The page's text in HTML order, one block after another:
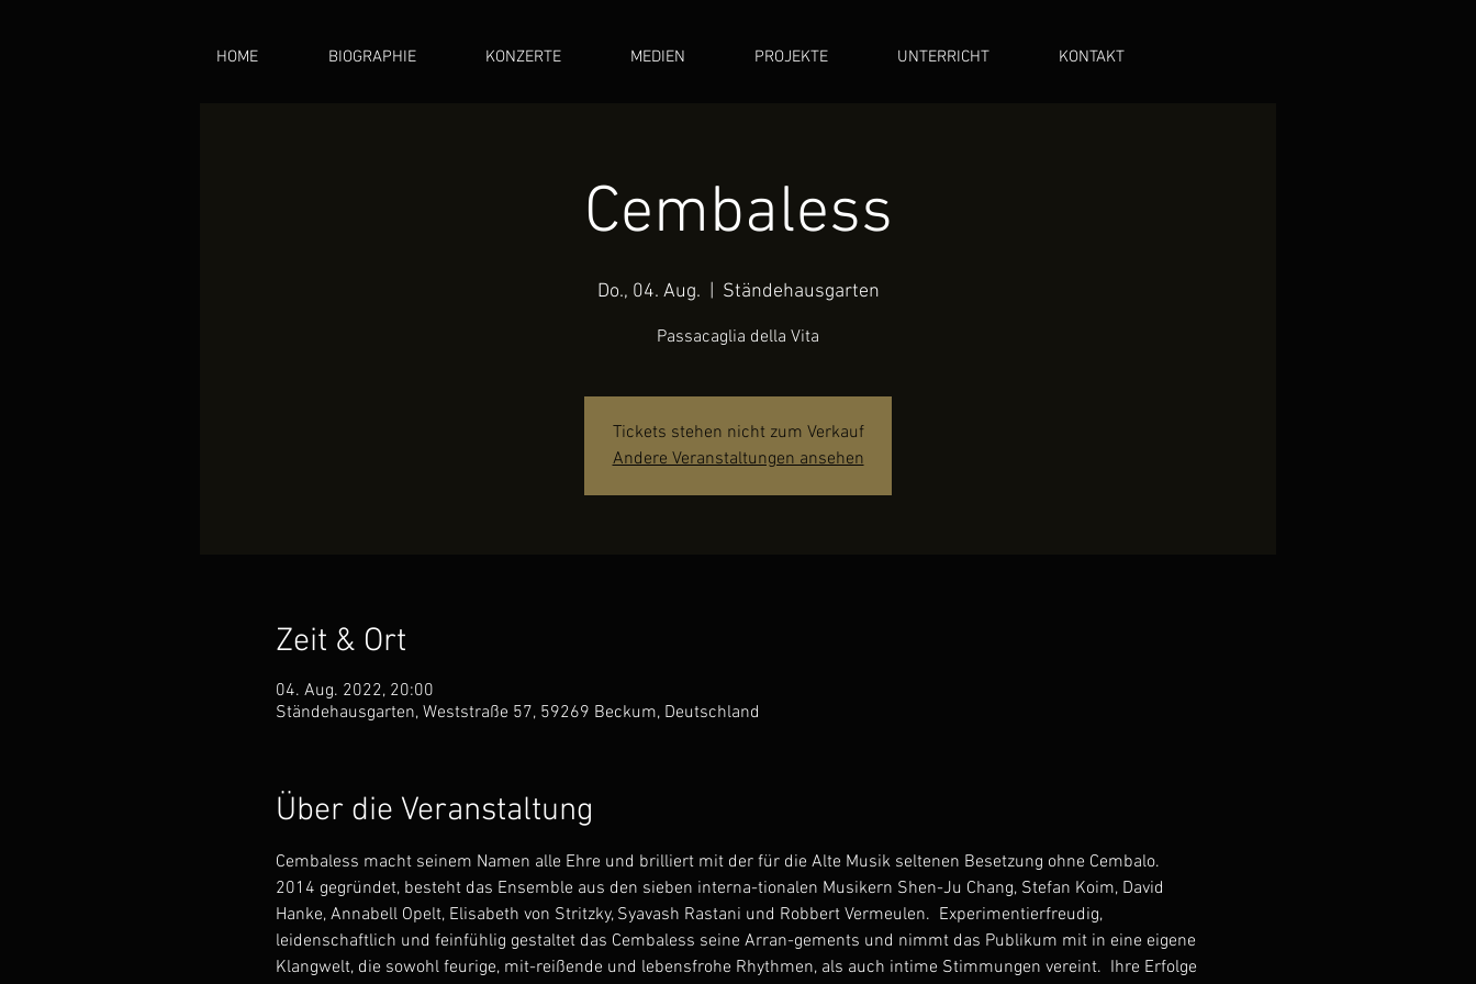
HOME BIOGRAPHIE KONZERTE MEDIEN PROJEKTE UNTERRICHT KONTAKT
Cembaless
Do., 04. Aug. Ständehausgarten
Passacaglia della Vita
Tickets stehen nicht zum Verkauf
Andere Veranstaltungen ansehen
Zeit & Ort
04. Aug. 2022, 20:00
Ständehausgarten, Weststraße 57, 59269 Beckum, Deutschland
Über die Veranstaltung
Cembaless macht seinem Namen alle Ehre und brilliert mit der für die Alte Musik seltenen Besetzung ohne Cembalo.
2014 gegründet, besteht das Ensemble aus den sieben interna-tionalen Musikern Shen-Ju Chang, Stefan Koim, David
Hanke, Annabell Opelt, Elisabeth von Stritzky, Syavash Rastani und Robbert Vermeulen.  Experimentierfreudig,
leidenschaftlich und feinfühlig gestaltet das Cembaless seine Arran-gements und nimmt das Publikum mit in eine eigene
Klangwelt, die sowohl feurige, mit-reißende und lebensfrohe Rhythmen, als auch intime Stimmungen vereint.  Ihre Erfolge